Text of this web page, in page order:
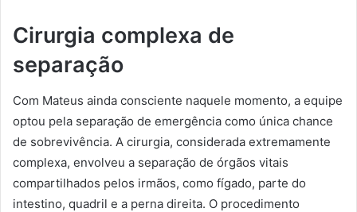
Cirurgia complexa de
separação
Com Mateus ainda consciente naquele momento, a equipe
optou pela separação de emergência como única chance
de sobrevivência. A cirurgia, considerada extremamente
complexa, envolveu a separação de órgãos vitais
compartilhados pelos irmãos, como fígado, parte do
intestino, quadril e a perna direita. O procedimento